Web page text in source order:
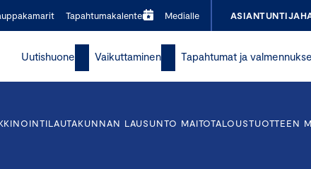
Tapahtumakalenteri Medialle
Uutishuone Vaikuttaminen Tapahtumat ja
LAUSUNTO MAITOTALOUSTUOTTEEN